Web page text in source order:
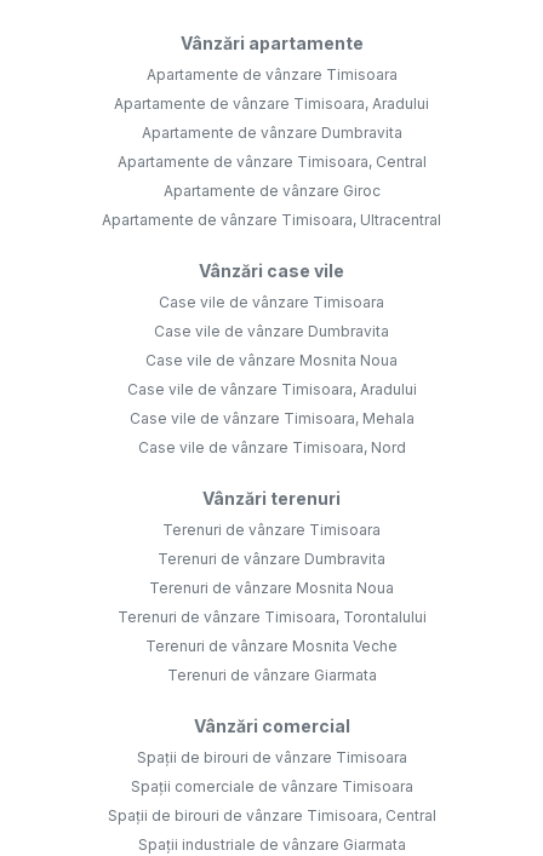
Vânzări apartamente
Apartamente de vânzare Timisoara
Apartamente de vânzare Timisoara, Aradului
Apartamente de vânzare Dumbravita
Apartamente de vânzare Timisoara, Central
Apartamente de vânzare Giroc
Apartamente de vânzare Timisoara, Ultracentral
Vânzări case vile
Case vile de vânzare Timisoara
Case vile de vânzare Dumbravita
Case vile de vânzare Mosnita Noua
Case vile de vânzare Timisoara, Aradului
Case vile de vânzare Timisoara, Mehala
Case vile de vânzare Timisoara, Nord
Vânzări terenuri
Terenuri de vânzare Timisoara
Terenuri de vânzare Dumbravita
Terenuri de vânzare Mosnita Noua
Terenuri de vânzare Timisoara, Torontalului
Terenuri de vânzare Mosnita Veche
Terenuri de vânzare Giarmata
Vânzări comercial
Spații de birouri de vânzare Timisoara
Spații comerciale de vânzare Timisoara
Spații de birouri de vânzare Timisoara, Central
Spații industriale de vânzare Giarmata